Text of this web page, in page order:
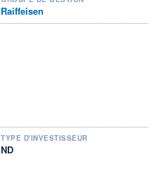
Raiffeisen
TYPE D'INVESTISSEUR
ND